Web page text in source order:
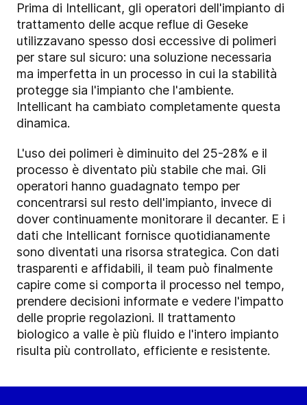
Prima di Intellicant, gli operatori dell'impianto di
trattamento delle acque reflue di Geseke
utilizzavano spesso dosi eccessive di polimeri
per stare sul sicuro: una soluzione necessaria
ma imperfetta in un processo in cui la stabilità
protegge sia l'impianto che l'ambiente.
Intellicant ha cambiato completamente questa
dinamica.
L'uso dei polimeri è diminuito del 25-28% e il
processo è diventato più stabile che mai. Gli
operatori hanno guadagnato tempo per
concentrarsi sul resto dell'impianto, invece di
dover continuamente monitorare il decanter. E i
dati che Intellicant fornisce quotidianamente
sono diventati una risorsa strategica. Con dati
trasparenti e affidabili, il team può finalmente
capire come si comporta il processo nel tempo,
prendere decisioni informate e vedere l'impatto
delle proprie regolazioni. Il trattamento
biologico a valle è più fluido e l'intero impianto
risulta più controllato, efficiente e resistente.